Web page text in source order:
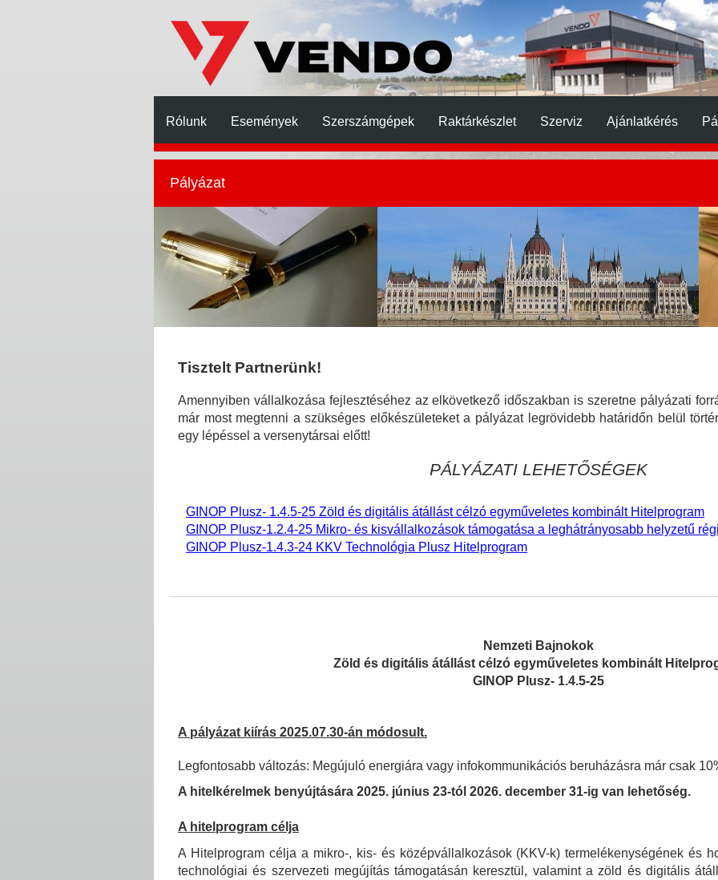
Rólunk Események Szerszámgépek Raktárkészlet Szerviz Ajánlatkérés
Pályázat
Tisztelt Partnerünk!
Amennyiben vállalkozása fejlesztéséhez az elkövetkező időszakban is szeretne pályázati
már most megtenni a szükséges előkészületeket a pályázat legrövidebb határidőn belül
egy lépéssel a versenytársai előtt!
PÁLYÁZATI LEHETŐSÉGEK
GINOP Plusz- 1.4.5-25 Zöld és digitális átállást célzó egyműveletes kombinált Hitelprogram
GINOP Plusz-1.2.4-25 Mikro- és kisvállalkozások támogatása a leghátrányosabb helyzetű
GINOP Plusz-1.4.3-24 KKV Technológia Plusz Hitelprogram
Nemzeti Bajnokok
Zöld és digitális átállást célzó egyműveletes kombinált
GINOP Plusz- 1.4.5-25
A pályázat kiírás 2025.07.30-án módosult.
Legfontosabb változás: Megújuló energiára vagy infokommunikációs beruházásra már csak
A hitelkérelmek benyújtására 2025. június 23-tól 2026. december 31-ig van lehetőség.
A hitelprogram célja
A Hitelprogram célja a mikro-, kis- és középvállalkozások (KKV-k) termelékenységének és
technológiai és szervezeti megújítás támogatásán keresztül, valamint a zöld és digitális